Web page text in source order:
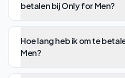
betalen bij Only for Men?
Hoe lang heb ik om te
Men?